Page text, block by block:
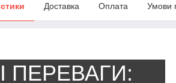
Доставка Оплата Умови
ПЕРЕВАГИ: